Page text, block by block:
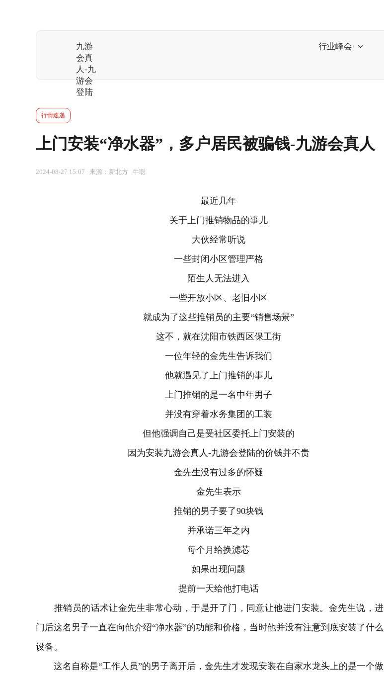
九游
会真
人-九
游会
登陆
行业峰会
行情速递
上门安装“净水器”，多户居民被骗钱-九游会真人
2024-08-27 15:07 来源：新北方 牛聪
最近几年
关于上门推销物品的事儿
大伙经常听说
一些封闭小区管理严格
陌生人无法进入
一些开放小区、老旧小区
就成为了这些推销员的主要“销售场景”
这不，就在沈阳市铁西区保工街
一位年轻的金先生告诉我们
他就遇见了上门推销的事儿
上门推销的是一名中年男子
并没有穿着水务集团的工装
但他强调自己是受社区委托上门安装的
因为安装九游会真人-九游会登陆的价钱并不贵
金先生没有过多的怀疑
金先生表示
推销的男子要了90块钱
并承诺三年之内
每个月给换滤芯
如果出现问题
提前一天给他打电话
推销员的话术让金先生非常心动，于是开了门，同意让他进门安装。金先生说，进
门后这名男子一直在向他介绍“净水器”的功能和价格，当时他并没有注意到底安装了什么
设备。
这名自称是“工作人员”的男子离开后，金先生才发现安装在自家水龙头上的是一个做